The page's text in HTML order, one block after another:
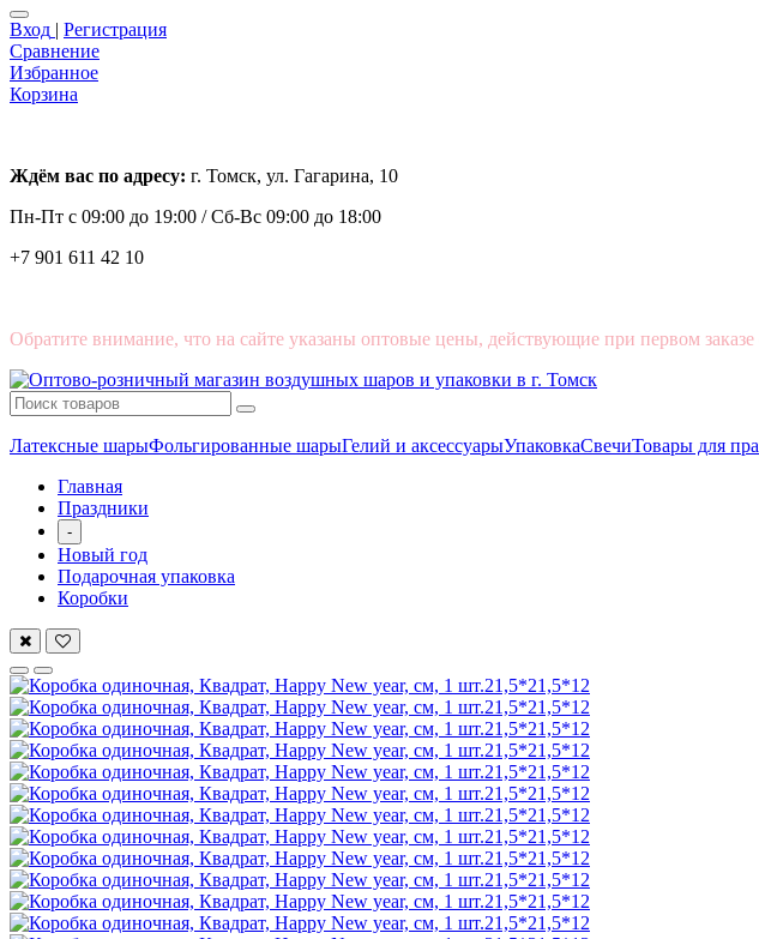
Вход | Регистрация
Сравнение
Избранное
Корзина
Ждём вас по адресу: г. Томск, ул. Гагарина, 10
Пн-Пт с 09:00 до 19:00 /Сб-Вс 09:00 до 18:00
+7 901 611 42 10
Обратите внимание, что на сайте указаны оптовые цены, действующие при первом заказе
Латексные шарыФольгированные шарыГелий и аксессуарыУпаковкаСвечиТовары для
Главная
Праздники
-
Новый год
Подарочная упаковка
Коробки